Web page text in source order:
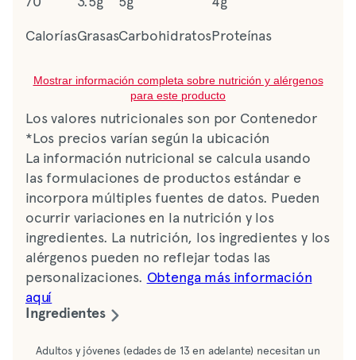
CaloríasGrasasCarbohidratosProteínas
Mostrar información completa sobre nutrición y alérgenos
para este producto
Los valores nutricionales son por Contenedor
*Los precios varían según la ubicación
La información nutricional se calcula usando
las formulaciones de productos estándar e
incorpora múltiples fuentes de datos. Pueden
ocurrir variaciones en la nutrición y los
ingredientes. La nutrición, los ingredientes y los
alérgenos pueden no reflejar todas las
personalizaciones. Obtenga más información
aquí
Ingredientes
Leche fresca grado A, vitaminas A y D añadidas,
Adultos y jóvenes (edades de 13 en adelante) necesitan un